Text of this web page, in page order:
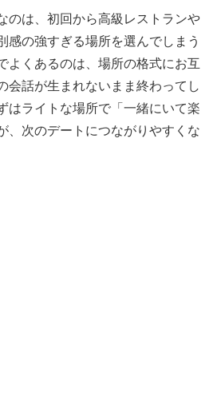
のは、初回から高級レストランや
感の強すぎる場所を選んでしまう
よくあるのは、場所の格式にお互
会話が生まれないまま終わってし
はライトな場所で「一緒にいて楽
、次のデートにつながりやすくな